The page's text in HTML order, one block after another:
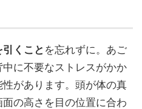
引くこと を忘れずに。あご
に不要なストレスがかか
があります。頭が体の真
面の高さを目の位置に合わ